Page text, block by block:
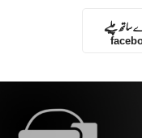
ساتھ چلیے